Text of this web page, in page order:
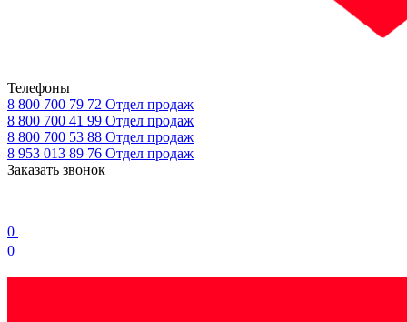
Телефоны
8 800 700 79 72 Отдел продаж
8 800 700 41 99 Отдел продаж
8 800 700 53 88 Отдел продаж
8 953 013 89 76 Отдел продаж
Заказать звонок
0
0